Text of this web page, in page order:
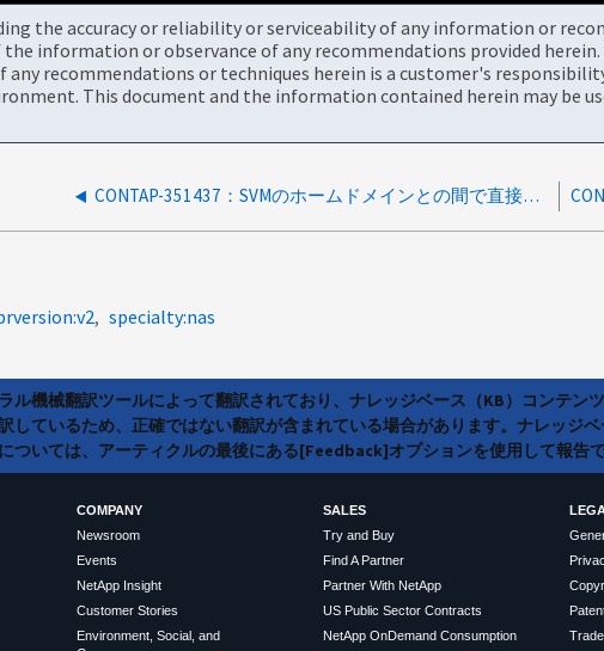
the accuracy or reliability or serviceability of any information or
information or observance of any recommendations provided
recommendations or techniques herein is a customer's
This document and the information contained herein may be
CONTAP-351437：SVMのホームドメインとの間で直接双方向の信頼関係が確立されていないサブドメインのWindowsユーザがUNIXからWindowsへのマッピングで検索されない
specialty:nas
ル機械翻訳ツールによって翻訳されており、ナレッジベース（KB）コンテ
しているため、正確ではない翻訳が含まれている場合があります。ナレッジ
ついては、アーティクルの最後にある[Feedback]オプションを使用して報告で
COMPANY
Newsroom
Events
NetApp Insight
Customer Stories
Environment, Social, and
SALES
Try and Buy
Find A Partner
Partner With NetApp
US Public Sector Contracts
NetApp OnDemand Consumption